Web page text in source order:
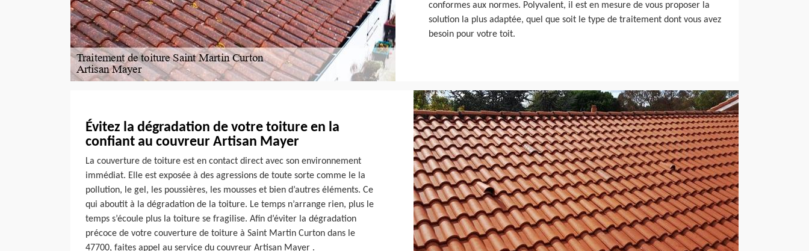
conformes aux normes. Polyvalent, il est en mesure de vous proposer la
solution la plus adaptée, quel que soit le type de traitement dont vous avez
besoin pour votre toit.
Évitez la dégradation de votre toiture en la
confiant au couvreur Artisan Mayer
La couverture de toiture est en contact direct avec son environnement
immédiat. Elle est exposée à des agressions de toute sorte comme le la
pollution, le gel, les poussières, les mousses et bien d’autres éléments. Ce
qui aboutit à la dégradation de la toiture. Le temps n’arrange rien, plus le
temps s’écoule plus la toiture se fragilise. Afin d’éviter la dégradation
précoce de votre couverture de toiture à Saint Martin Curton dans le
47700, faites appel au service du couvreur Artisan Mayer .